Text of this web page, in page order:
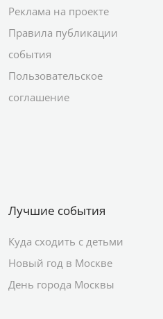
Реклама на проекте
Правила публикации
события
Пользовательское
соглашение
Лучшие события
Куда сходить с детьми
Новый год в Москве
День города Москвы